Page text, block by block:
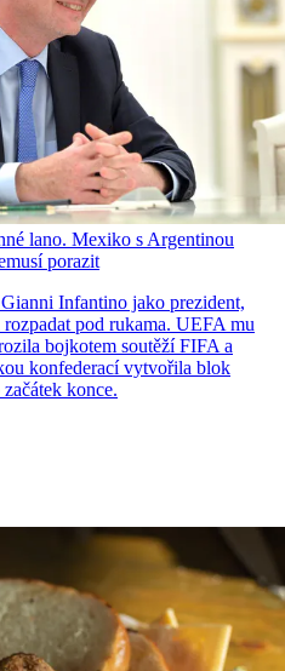
lano. Mexiko s Argentinou
porazit
Infantino jako prezident,
pod rukama. UEFA mu
bojkotem soutěží FIFA a
konfederací vytvořila blok
konce.